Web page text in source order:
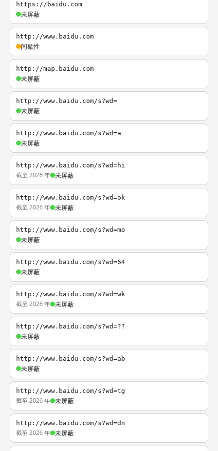
https://baidu.com
未屏蔽
http://www.baidu.com
间歇性
http://map.baidu.com
未屏蔽
http://www.baidu.com/s?wd=
未屏蔽
http://www.baidu.com/s?wd=a
未屏蔽
http://www.baidu.com/s?wd=hi
截至 2026 年 未屏蔽
http://www.baidu.com/s?wd=ok
截至 2026 年 未屏蔽
http://www.baidu.com/s?wd=mo
未屏蔽
http://www.baidu.com/s?wd=64
未屏蔽
http://www.baidu.com/s?wd=wk
截至 2026 年 未屏蔽
http://www.baidu.com/s?wd=??
未屏蔽
http://www.baidu.com/s?wd=ab
未屏蔽
http://www.baidu.com/s?wd=tg
截至 2026 年 未屏蔽
http://www.baidu.com/s?wd=dn
截至 2026 年 未屏蔽